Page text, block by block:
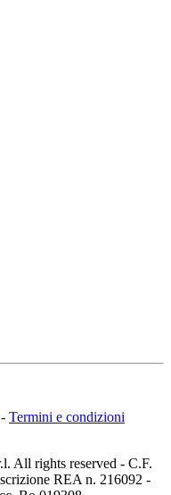
- Termini e condizioni
All rights reserved - C.F.
REA n. 216092 -